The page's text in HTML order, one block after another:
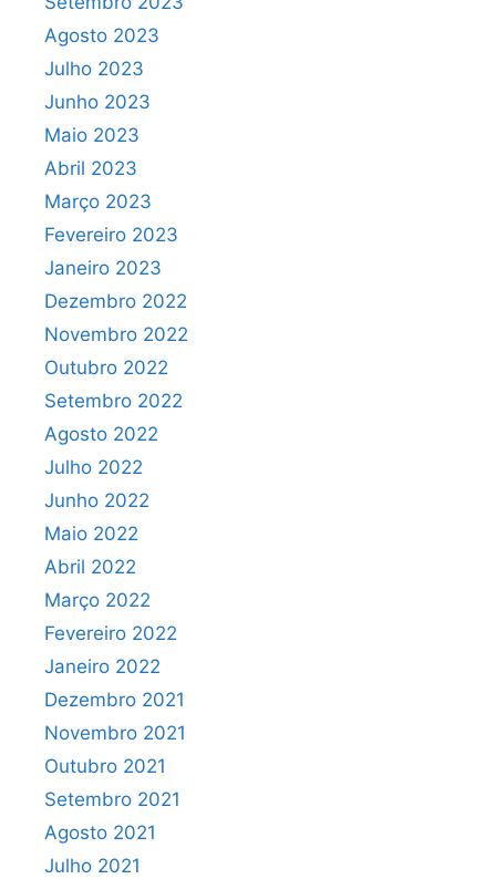
Agosto 2023
Julho 2023
Junho 2023
Maio 2023
Abril 2023
Março 2023
Fevereiro 2023
Janeiro 2023
Dezembro 2022
Novembro 2022
Outubro 2022
Setembro 2022
Agosto 2022
Julho 2022
Junho 2022
Maio 2022
Abril 2022
Março 2022
Fevereiro 2022
Janeiro 2022
Dezembro 2021
Novembro 2021
Outubro 2021
Setembro 2021
Agosto 2021
Julho 2021